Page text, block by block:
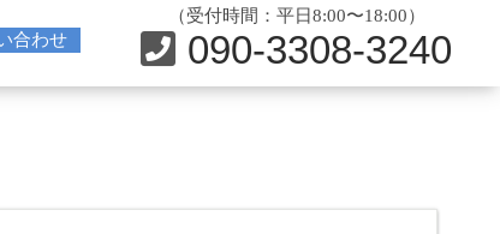
合わせ
（受付時間：平日8:00〜18:00）
090-3308-3240